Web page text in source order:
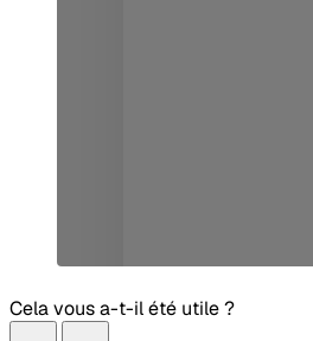
Cela vous a-t-il été utile ?